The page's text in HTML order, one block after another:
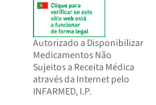
Autorizado a Disponibilizar
Medicamentos Não
Sujeitos a Receita Médica
através da Internet pelo
INFARMED, I.P.